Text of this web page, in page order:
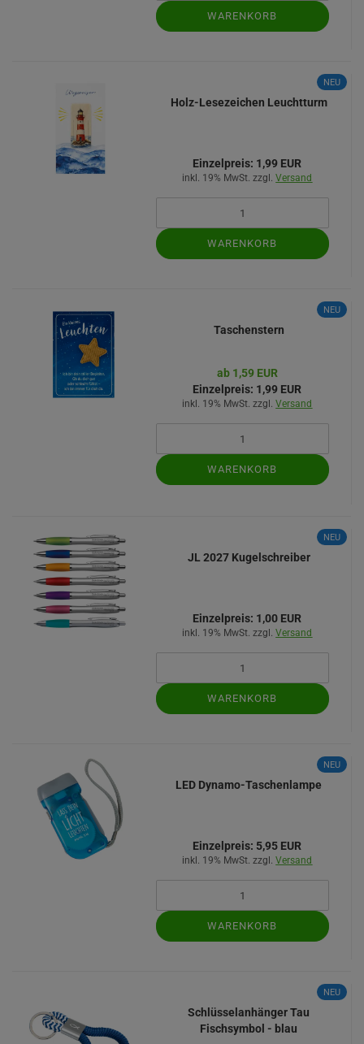
WARENKORB
NEU
Holz-Lesezeichen Leuchtturm
Einzelpreis: 1,99 EUR
inkl. 19% MwSt. zzgl.Versand
WARENKORB
NEU
Taschenstern
ab 1,59 EUR
Einzelpreis: 1,99 EUR
inkl. 19% MwSt. zzgl.Versand
WARENKORB
NEU
JL 2027 Kugelschreiber
Einzelpreis: 1,00 EUR
inkl. 19% MwSt. zzgl.Versand
WARENKORB
NEU
LED Dynamo-Taschenlampe
Einzelpreis: 5,95 EUR
inkl. 19% MwSt. zzgl.Versand
WARENKORB
NEU
Schlüsselanhänger Tau
Fischsymbol - blau